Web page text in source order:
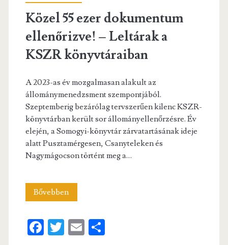
elméletéről
és
módszereiről
Közel 55 ezer dokumentum
ellenőrizve! – Leltárak a
KSZR könyvtáraiban
A 2023-as év mozgalmasan alakult az
állománymenedzsment szempontjából.
Szeptemberig bezárólag tervszerűen kilenc KSZR-
könyvtárban került sor állományellenőrzésre. Év
elején, a Somogyi-könyvtár zárvatartásának ideje
alatt Pusztamérgesen, Csanyteleken és
Nagymágocson történt meg a…
BővebbenKözel
ezer
FaT E S